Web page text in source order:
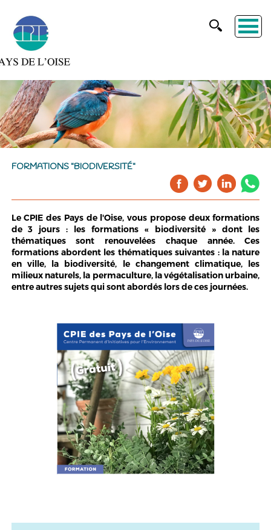
FORMATIONS "BIODIVERSITÉ"
Le CPIE des Pays de l'Oise, vous propose deux formations
de 3 jours : les formations « biodiversité » dont les
thématiques sont renouvelées chaque année. Ces
formations abordent les thématiques suivantes : la nature
en ville, la biodiversité, le changement climatique, les
milieux naturels, la permaculture, la végétalisation urbaine,
entre autres sujets qui sont abordés lors de ces journées.